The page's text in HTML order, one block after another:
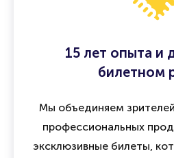
15 лет опыта и
билетном
Мы объединяем
профессиональных
эксклюзивные билеты,